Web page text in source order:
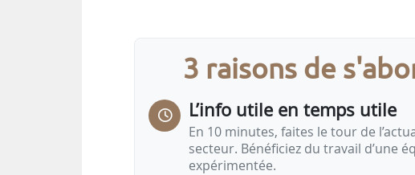
européenne (COM (2025) 0553), le
3 raisons de
L’info utile en temps utile
En 10 minutes, faites le tour de
secteur. Bénéficiez du travail d’une
expérimentée.